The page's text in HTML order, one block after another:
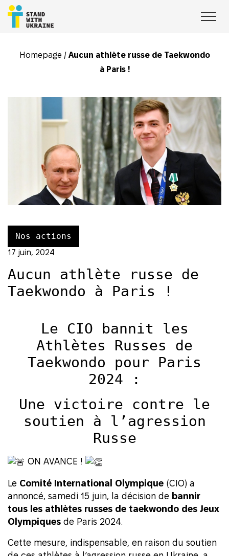
Homepage / Aucun athlète russe de Taekwondo
à Paris !
Nos actions
17 juin, 2024
Aucun athlète russe de
Taekwondo à Paris !
Le CIO bannit les
Athlètes Russes de
Taekwondo pour Paris
2024 :
Une victoire contre le
soutien à l’agression
Russe
ON AVANCE !
Le Comité International Olympique (CIO) a
annoncé, samedi 15 juin, la décision de bannir
tous les athlètes russes de taekwondo des Jeux
Olympiques de Paris 2024.
Cette mesure, indispensable, en raison du soutien